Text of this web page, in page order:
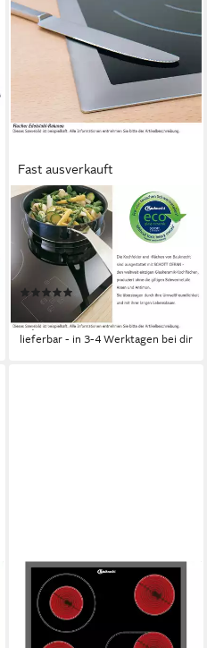
Fast ausverkauft
BAUKNECHT
Elektro-Kochfeld
869991014730
Edelstahlrahmen Rahmen
(1)
305,89 €
15,19 €mtl. in 24 Raten
lieferbar - in 3-4 Werktagen bei dir